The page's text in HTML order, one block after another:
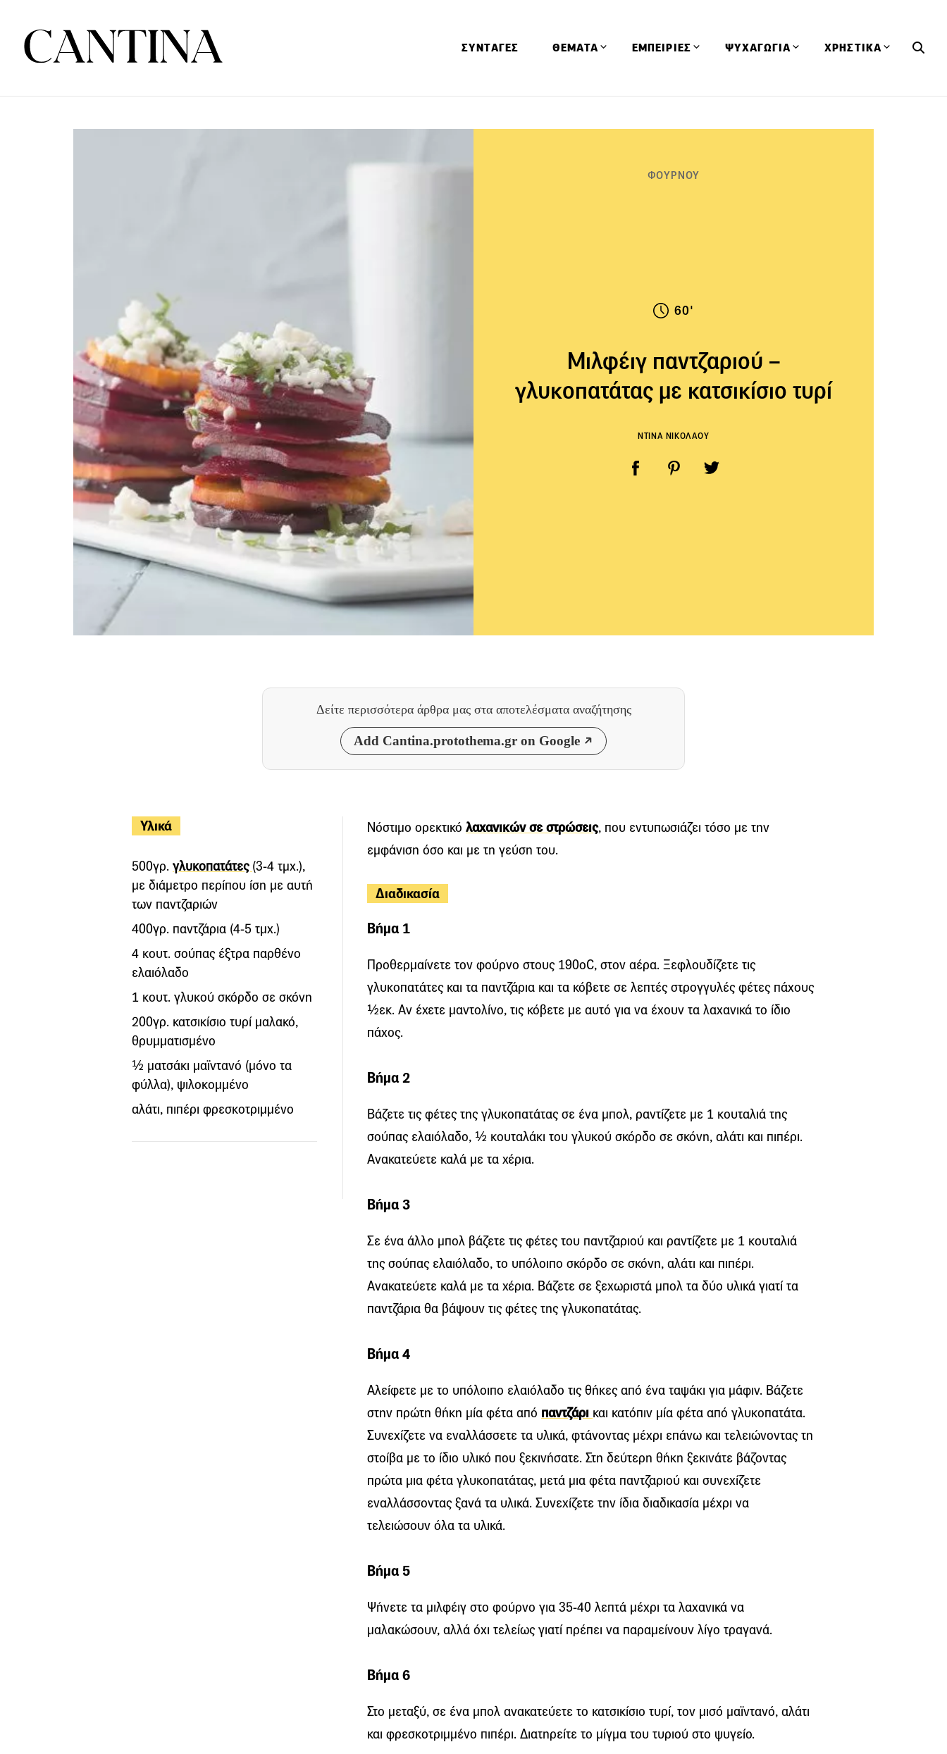
ΣΥΝΤΑΓΕΣ ΘΕΜΑΤΑ ΕΜΠΕΙΡΙΕΣ ΨΥΧΑΓΩΓΙΑ ΧΡΗΣΤΙΚΑ
ΦΟΥΡΝΟΥ
60'
Μιλφέιγ παντζαριού –
γλυκοπατάτας με κατσικίσιο τυρί
ΝΤΙΝΑ ΝΙΚΟΛΑΟΥ
Δείτε περισσότερα άρθρα μας στα αποτελέσματα αναζήτησης
Add Cantina.protothema.gr on Google
Υλικά
500γρ. γλυκοπατάτες (3-4 τμχ.),
με διάμετρο περίπου ίση με αυτή
των παντζαριών
400γρ. παντζάρια (4-5 τμχ.)
4 κουτ. σούπας έξτρα παρθένο
ελαιόλαδο
1 κουτ. γλυκού σκόρδο σε σκόνη
200γρ. κατσικίσιο τυρί μαλακό,
θρυμματισμένο
½ ματσάκι μαϊντανό (μόνο τα
φύλλα), ψιλοκομμένο
αλάτι, πιπέρι φρεσκοτριμμένο
Νόστιμο ορεκτικό λαχανικών σε στρώσεις, που εντυπωσιάζει τόσο με την
εμφάνιση όσο και με τη γεύση του.
Διαδικασία
Βήμα 1
Προθερμαίνετε τον φούρνο στους 190οC, στον αέρα. Ξεφλουδίζετε τις
γλυκοπατάτες και τα παντζάρια και τα κόβετε σε λεπτές στρογγυλές φέτες πάχους
½εκ. Αν έχετε μαντολίνο, τις κόβετε με αυτό για να έχουν τα λαχανικά το ίδιο
πάχος.
Βήμα 2
Βάζετε τις φέτες της γλυκοπατάτας σε ένα μπολ, ραντίζετε με 1 κουταλιά της
σούπας ελαιόλαδο, ½ κουταλάκι του γλυκού σκόρδο σε σκόνη, αλάτι και πιπέρι.
Ανακατεύετε καλά με τα χέρια.
Βήμα 3
Σε ένα άλλο μπολ βάζετε τις φέτες του παντζαριού και ραντίζετε με 1 κουταλιά
της σούπας ελαιόλαδο, το υπόλοιπο σκόρδο σε σκόνη, αλάτι και πιπέρι.
Ανακατεύετε καλά με τα χέρια. Βάζετε σε ξεχωριστά μπολ τα δύο υλικά γιατί τα
παντζάρια θα βάψουν τις φέτες της γλυκοπατάτας.
Βήμα 4
Αλείφετε με το υπόλοιπο ελαιόλαδο τις θήκες από ένα ταψάκι για μάφιν. Βάζετε
στην πρώτη θήκη μία φέτα από παντζάρι και κατόπιν μία φέτα από γλυκοπατάτα.
Συνεχίζετε να εναλλάσσετε τα υλικά, φτάνοντας μέχρι επάνω και τελειώνοντας τη
στοίβα με το ίδιο υλικό που ξεκινήσατε. Στη δεύτερη θήκη ξεκινάτε βάζοντας
πρώτα μια φέτα γλυκοπατάτας, μετά μια φέτα παντζαριού και συνεχίζετε
εναλλάσσοντας ξανά τα υλικά. Συνεχίζετε την ίδια διαδικασία μέχρι να
τελειώσουν όλα τα υλικά.
Βήμα 5
Ψήνετε τα μιλφέιγ στο φούρνο για 35-40 λεπτά μέχρι τα λαχανικά να
μαλακώσουν, αλλά όχι τελείως γιατί πρέπει να παραμείνουν λίγο τραγανά.
Βήμα 6
Στο μεταξύ, σε ένα μπολ ανακατεύετε το κατσικίσιο τυρί, τον μισό μαϊντανό, αλάτι
και φρεσκοτριμμένο πιπέρι. Διατηρείτε το μίγμα του τυριού στο ψυγείο.